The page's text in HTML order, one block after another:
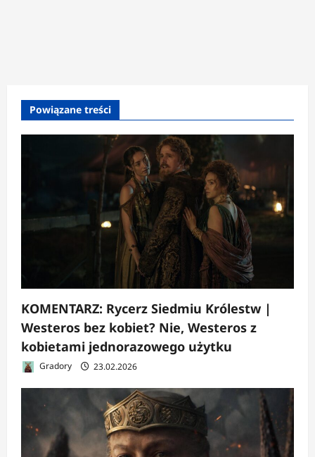
Powiązane treści
KOMENTARZ: Rycerz Siedmiu Królestw |
Westeros bez kobiet? Nie, Westeros z
kobietami jednorazowego użytku
Gradory 23.02.2026